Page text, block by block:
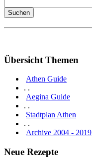
Übersicht Themen
Athen Guide
. .
Aegina Guide
. .
Stadtplan Athen
. .
Archive 2004 - 2019
Neue Rezepte